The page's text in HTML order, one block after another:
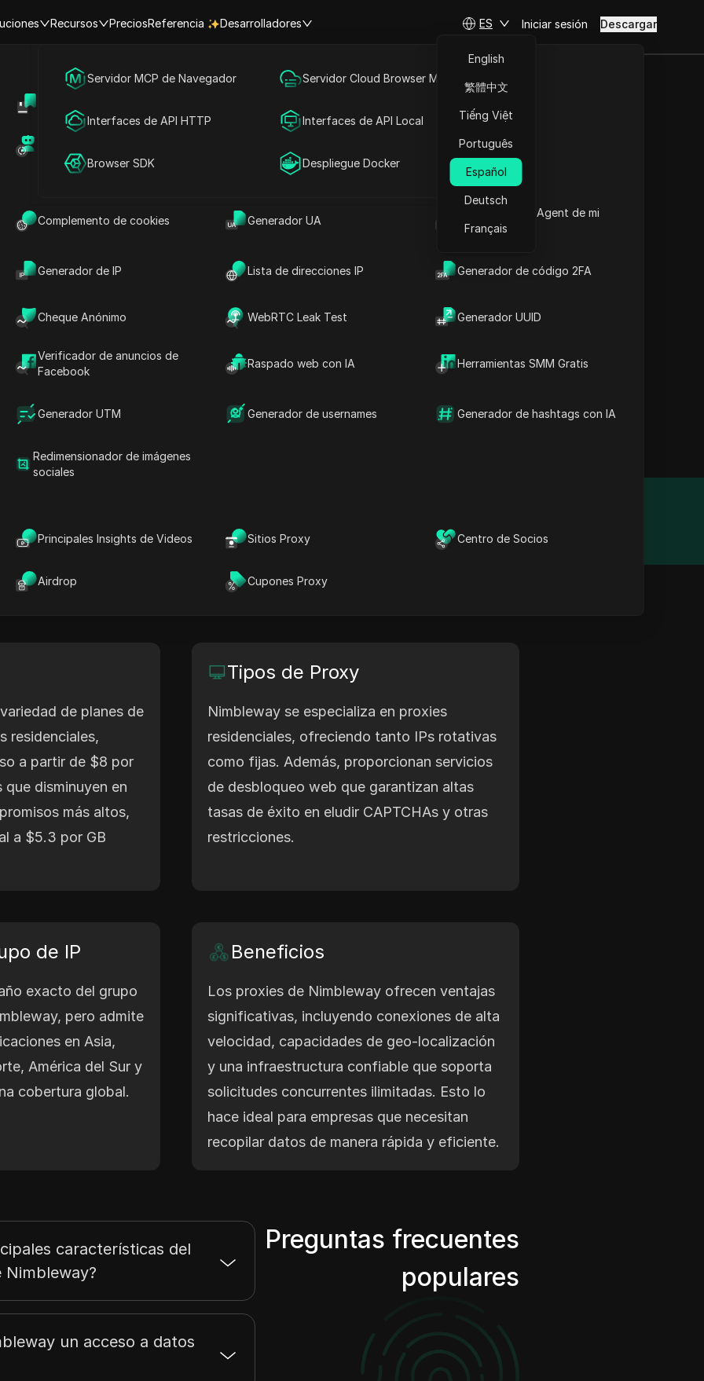
Marketing en redes sociales
Publicidad
Compartir cuenta
Recursos
Complemento de cookies Generador UA
Cuál es el User Agent de mi
navegador
Generador de IP Lista de direcciones IP Generador de código 2FA
Cheque Anónimo WebRTC Leak Test Generador UUID
Verificador de anuncios de
Facebook
Raspado web con IA Herramientas SMM Gratis
Generador UTM Generador de usernames Generador de hashtags con IA
Redimensionador de imágenes
sociales
Principales Insights de Videos Sitios Proxy Centro de Socios
Airdrop Cupones Proxy
PreciosReferencia Desarrolladores
Servidor MCP de Navegador Servidor Cloud Browser MCP
Interfaces de API HTTP Interfaces de API Local
Browser SDK Despliegue Docker
ES
English
繁體中文
Tiếng Việt
Português
Español
Deutsch
Français
Iniciar sesión Descargar
Hacer preguntas
Hacer preguntas sobre esta página
Hacer preguntas sobre esta página
precisos? La plataforma de Nimble recopila, organiza e integra datos en
tracking.nimbleway.com N/A
de planes de
residenciales,
a partir de $8 por
que disminuyen en
más altos,
a $5.3 por GB
Tipos de Proxy
Nimbleway se especializa en proxies
residenciales, ofreciendo tanto IPs rotativas
como fijas. Además, proporcionan servicios
de desbloqueo web que garantizan altas
tasas de éxito en eludir CAPTCHAs y otras
restricciones.
de IP
exacto del grupo
pero admite
en Asia,
América del Sur y
cobertura global.
Beneficios
Los proxies de Nimbleway ofrecen ventajas
significativas, incluyendo conexiones de alta
velocidad, capacidades de geo-localización
y una infraestructura confiable que soporta
solicitudes concurrentes ilimitadas. Esto lo
hace ideal para empresas que necesitan
recopilar datos de manera rápida y eficiente.
Preguntas frecuentes
populares
características del
un acceso a datos